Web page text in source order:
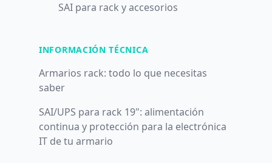
SAI para rack y accesorios
INFORMACIÓN TÉCNICA
Armarios rack: todo lo que necesitas
saber
SAI/UPS para rack 19": alimentación
continua y protección para la electrónica
IT de tu armario